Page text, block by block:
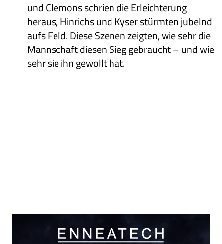
und Clemons schrien die Erleichterung
heraus, Hinrichs und Kyser stürmten jubelnd
aufs Feld. Diese Szenen zeigten, wie sehr die
Mannschaft diesen Sieg gebraucht – und wie
sehr sie ihn gewollt hat.